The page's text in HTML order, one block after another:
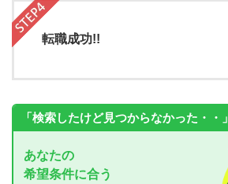
転職成功!!
「検索したけど見つからなかった・・」
あなたの
希望条件に合う